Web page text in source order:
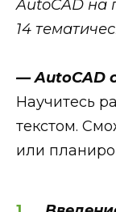
AutoCAD на
14
— AutoCAD
Научитесь
текстом.
или